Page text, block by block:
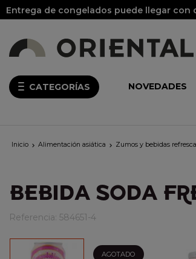
Entrega de congelados puede llegar con
CATEGORÍAS NOVEDADES
Inicio  Alimentación asiática  Zumos y bebidas
BEBIDA SODA
Referencia: 584651-4
AGOTADO